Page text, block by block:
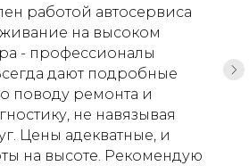
работой автосервиса
на высоком
- профессионалы
дают подробные
поводу ремонта и
не навязывая
Цены адекватные, и
на высоте. Рекомендую